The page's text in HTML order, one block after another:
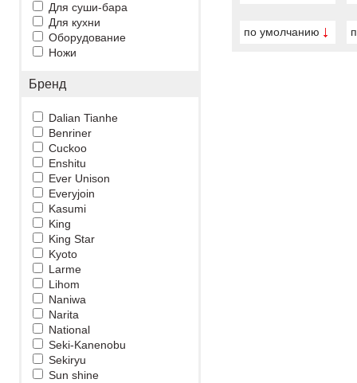
Для суши-бара
Для кухни
Оборудование
Ножи
Бренд
Dalian Tianhe
Benriner
Cuckoo
Enshitu
Ever Unison
Everyjoin
Kasumi
King
King Star
Kyoto
Larme
Lihom
Naniwa
Narita
National
Seki-Kanenobu
Sekiryu
Sun shine
по умолчанию